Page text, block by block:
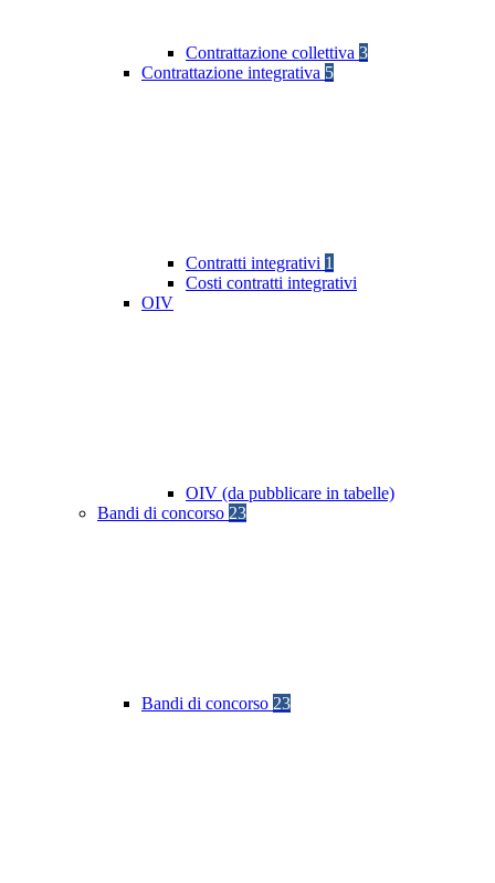
Contrattazione collettiva 3
Contrattazione integrativa 5
Contratti integrativi 1
Costi contratti integrativi
OIV
OIV (da pubblicare in tabelle)
Bandi di concorso 23
Bandi di concorso 23